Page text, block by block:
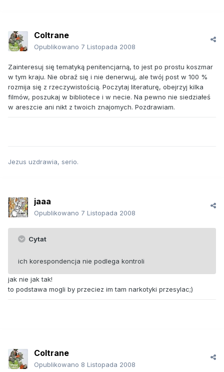
Coltrane
Opublikowano 7 Listopada 2008
Zainteresuj się tematyką penitencjarną, to jest po prostu koszmar
w tym kraju. Nie obraź się i nie denerwuj, ale twój post w 100 %
rozmija się z rzeczywistością. Poczytaj literaturę, obejrzyj kilka
filmów, poszukaj w bibliotece i w necie. Na pewno nie siedziałeś
w areszcie ani nikt z twoich znajomych. Pozdrawiam.
Jezus uzdrawia, serio.
jaaa
Opublikowano 7 Listopada 2008
Cytat
ich korespondencja nie podlega kontroli
jak nie jak tak!
to podstawa mogli by przeciez im tam narkotyki przesylac;)
Coltrane
Opublikowano 8 Listopada 2008